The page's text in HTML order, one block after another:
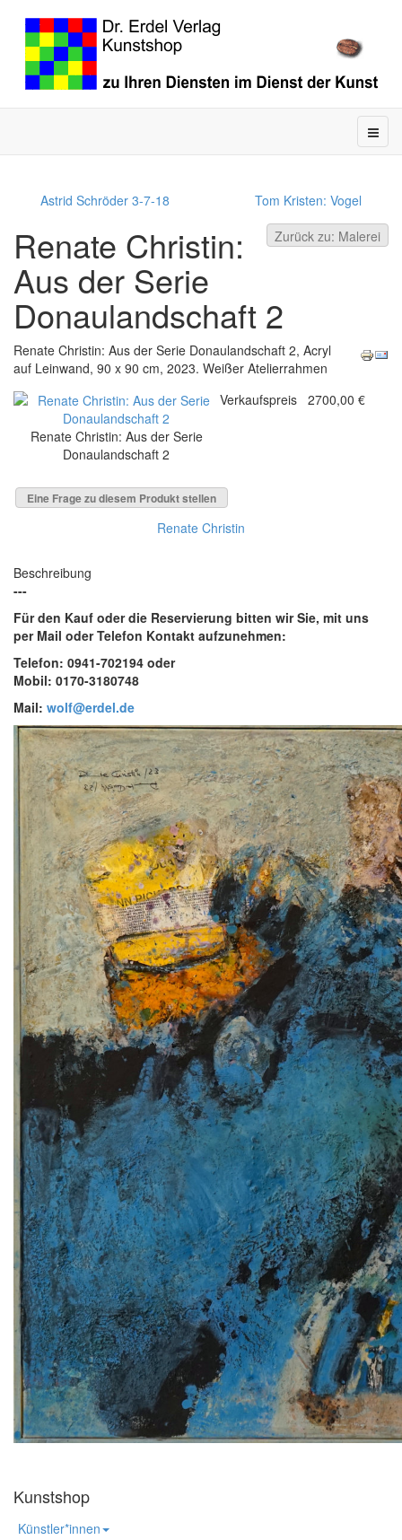
Astrid Schröder 3-7-18
Tom Kristen: Vogel
Zurück zu: Malerei
Renate Christin:
Aus der Serie
Donaulandschaft 2
Renate Christin: Aus der Serie Donaulandschaft 2, Acryl
auf Leinwand, 90 x 90 cm, 2023. Weißer Atelierrahmen
Renate Christin: Aus der Serie
Donaulandschaft 2
Verkaufspreis 2700,00 €
Eine Frage zu diesem Produkt stellen
Renate Christin
Beschreibung
---
Für den Kauf oder die Reservierung bitten wir Sie, mit uns
per Mail oder Telefon Kontakt aufzunehmen:
Telefon: 0941-702194 oder
Mobil: 0170-3180748
Mail: wolf@erdel.de
Kunstshop
Künstler*innen